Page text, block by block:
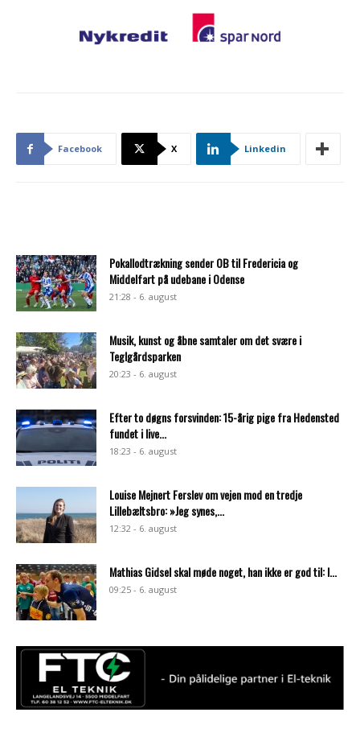
Facebook X Linkedin
Pokallodtrækning sender OB til Fredericia og
Middelfart på udebane i Odense
21:28 - 6. august
Musik, kunst og åbne samtaler om det svære i
Teglgårdsparken
20:23 - 6. august
Efter to døgns forsvinden: 15-årig pige fra Hedensted
fundet i live...
18:23 - 6. august
Louise Mejnert Ferslev om vejen mod en tredje
Lillebæltsbro: »Jeg synes,...
12:32 - 6. august
Mathias Gidsel skal møde noget, han ikke er god til: I...
09:25 - 6. august